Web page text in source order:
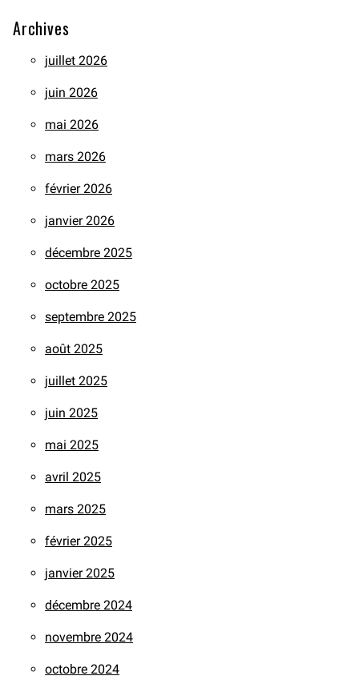
Archives
juillet 2026
juin 2026
mai 2026
mars 2026
février 2026
janvier 2026
décembre 2025
octobre 2025
septembre 2025
août 2025
juillet 2025
juin 2025
mai 2025
avril 2025
mars 2025
février 2025
janvier 2025
décembre 2024
novembre 2024
octobre 2024